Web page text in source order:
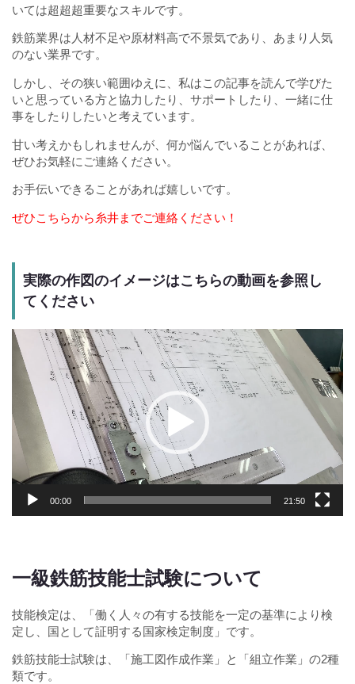
いては超超超重要なスキルです。
鉄筋業界は人材不足や原材料高で不景気であり、あまり人気
のない業界です。
しかし、その狭い範囲ゆえに、私はこの記事を読んで学びた
いと思っている方と協力したり、サポートしたり、一緒に仕
事をしたりしたいと考えています。
甘い考えかもしれませんが、何か悩んでいることがあれば、
ぜひお気軽にご連絡ください。
お手伝いできることがあれば嬉しいです。
ぜひこちらから糸井までご連絡ください！
実際の作図のイメージはこちらの動画を参照し
てください
動
画
ヤ
ー
00:00 21:50
一級鉄筋技能士試験について
技能検定は、「働く人々の有する技能を一定の基準により検
定し、国として証明する国家検定制度」です。
鉄筋技能士試験は、「施工図作成作業」と「組立作業」の2種
類です。